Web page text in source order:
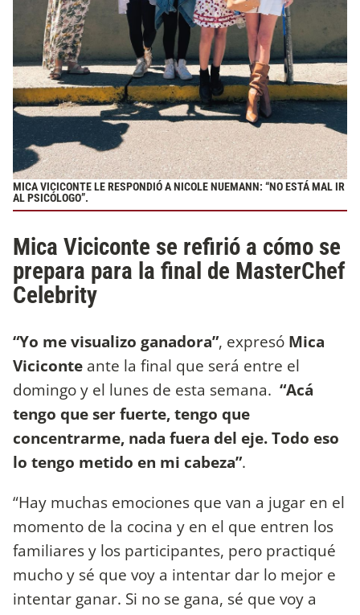
MICA VICICONTE LE RESPONDIÓ A NICOLE NUEMANN: “NO ESTÁ MAL IR
AL PSICÓLOGO”.
Mica Viciconte se refirió a cómo se
prepara para la final de MasterChef
Celebrity
“Yo me visualizo ganadora”, expresó Mica
Viciconte ante la final que será entre el
domingo y el lunes de esta semana. “Acá
tengo que ser fuerte, tengo que
concentrarme, nada fuera del eje. Todo eso
lo tengo metido en mi cabeza”.
“Hay muchas emociones que van a jugar en el
momento de la cocina y en el que entren los
familiares y los participantes, pero practiqué
mucho y sé que voy a intentar dar lo mejor e
intentar ganar. Si no se gana, sé que voy a